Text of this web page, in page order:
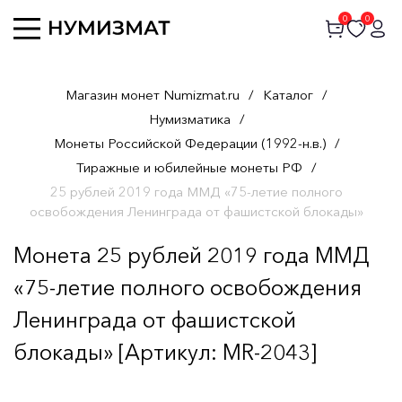
0 0
Магазин монет Numizmat.ru / Каталог /
Нумизматика /
Монеты Российской Федерации (1992-н.в.) /
Тиражные и юбилейные монеты РФ /
25 рублей 2019 года ММД «75-летие полного
освобождения Ленинграда от фашистской блокады»
Монета 25 рублей 2019 года ММД
«75-летие полного освобождения
Ленинграда от фашистской
блокады» [Артикул: MR-2043]